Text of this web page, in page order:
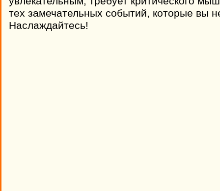
тех замечательных событий, которые вы
Наслаждайтесь!